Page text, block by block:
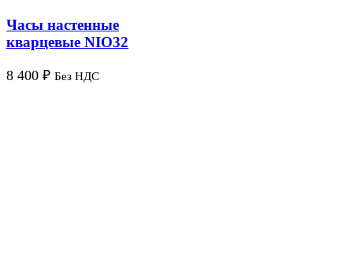
Часы настенные
кварцевые NIO32
8 400 ₽ Без НДС